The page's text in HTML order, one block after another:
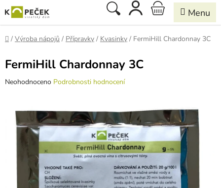
na
obsah
Hledat
NÁKUPNÍ
KOŠÍK
Domů
/ Výroba nápojů / Přípravky / Kvasinky / FermiHill Chardonnay 3C
FermiHill Chardonnay 3C
Průměrné
Neohodnoceno Podrobnosti hodnocení